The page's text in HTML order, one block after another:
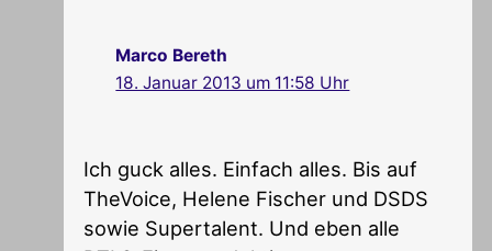
Marco Bereth
18. Januar 2013 um 11:58 Uhr
Ich guck alles. Einfach alles. Bis auf
TheVoice, Helene Fischer und DSDS
sowie Supertalent. Und eben alle